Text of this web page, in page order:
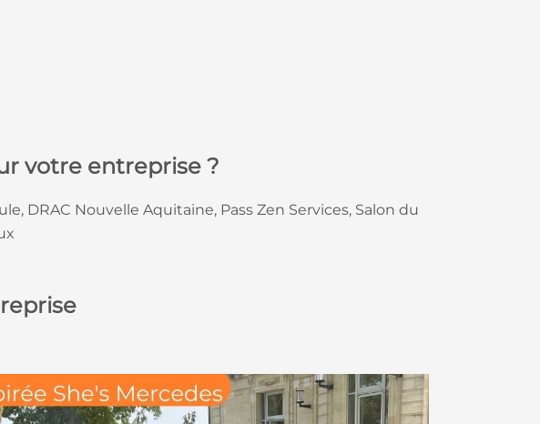
votre entreprise ?
DRAC Nouvelle Aquitaine, Pass Zen Services, Salon du